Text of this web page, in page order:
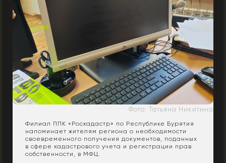
Фото: Татьяна Никитина
Филиал ППК «Роскадастр» по Республике Бурятия
напоминает жителям региона о необходимости
своевременного получения документов, поданных
в сфере кадастрового учета и регистрации прав
собственности, в МФЦ.